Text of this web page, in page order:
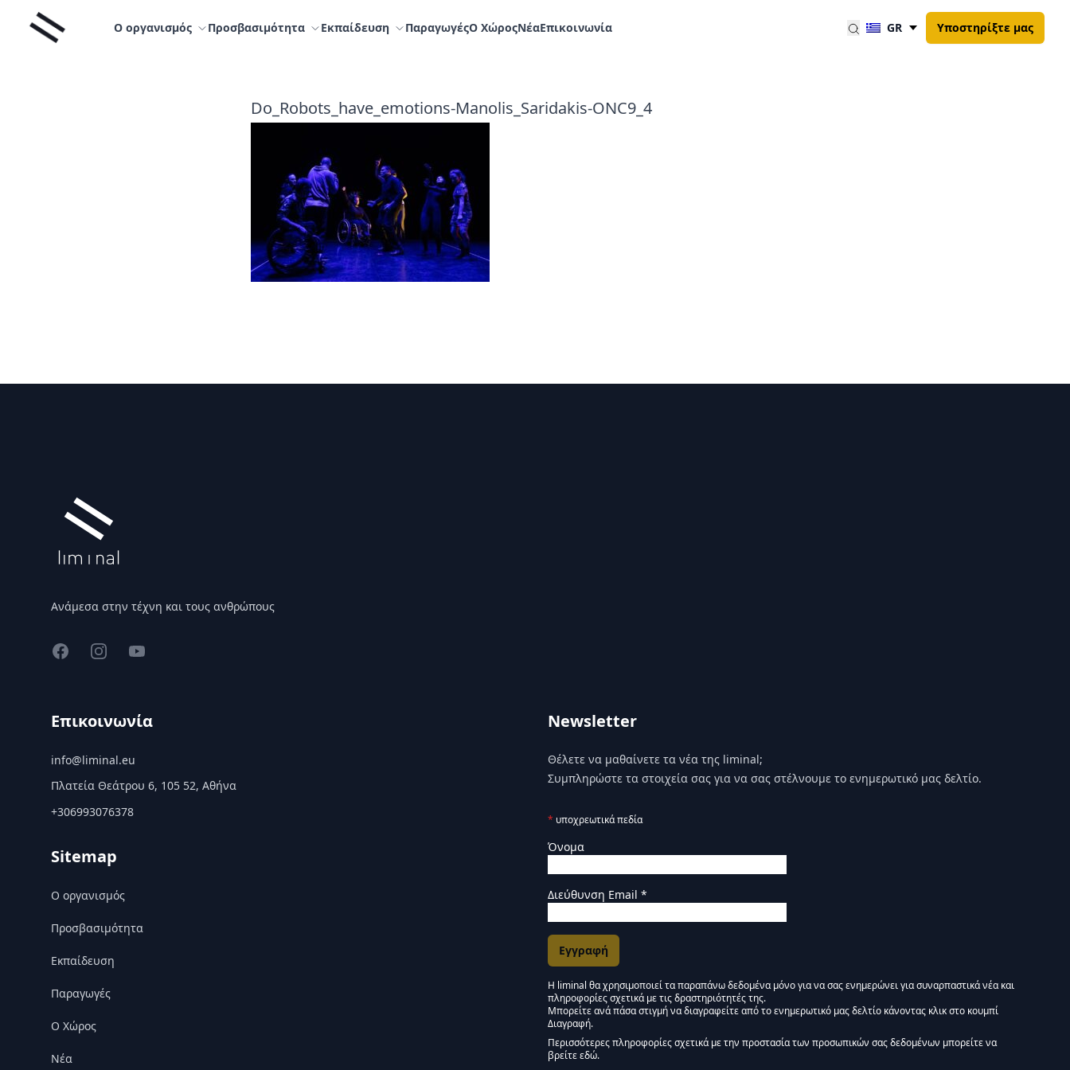
Μετάβαση
περιεχόμενο
Liminal Ο οργανισμός Προσβασιμότητα Εκπαίδευση ΠαραγωγέςΟ ΧώροςNέαΕπικοινωνία GR Υποστηρίξτε μας
Do_Robots_have_emotions-Manolis_Saridakis-ONC9_4
Ανάμεσα στην τέχνη και τους ανθρώπους
FacebookInstagramYouTube
Επικοινωνία
info@liminal.eu
Πλατεία Θεάτρου 6, 105 52, Αθήνα
+306993076378
Sitemap
Ο οργανισμός
Προσβασιμότητα
Εκπαίδευση
Παραγωγές
Ο Χώρος
Nέα
Newsletter
Θέλετε να μαθαίνετε τα νέα της liminal;
Συμπληρώστε τα στοιχεία σας για να σας στέλνουμε το ενημερωτικό μας δελτίο.
* υποχρεωτικά πεδία
Όνομα
Διεύθυνση Email *
Εγκρίσεις Μάρκετινγκ
Η liminal θα χρησιμοποιεί τα παραπάνω δεδομένα μόνο για να σας ενημερώνει για συναρπαστικά νέα και
πληροφορίες σχετικά με τις δραστηριότητές της.
Μείνετε συντονισμένοι - Ενημερωτικό δελτίο Liminal :)
Μπορείτε ανά πάσα στιγμή να διαγραφείτε από το ενημερωτικό μας δελτίο κάνοντας κλικ στο κουμπί
Διαγραφή.
Περισσότερες πληροφορίες σχετικά με την προστασία των προσωπικών σας δεδομένων μπορείτε να
βρείτε εδώ.